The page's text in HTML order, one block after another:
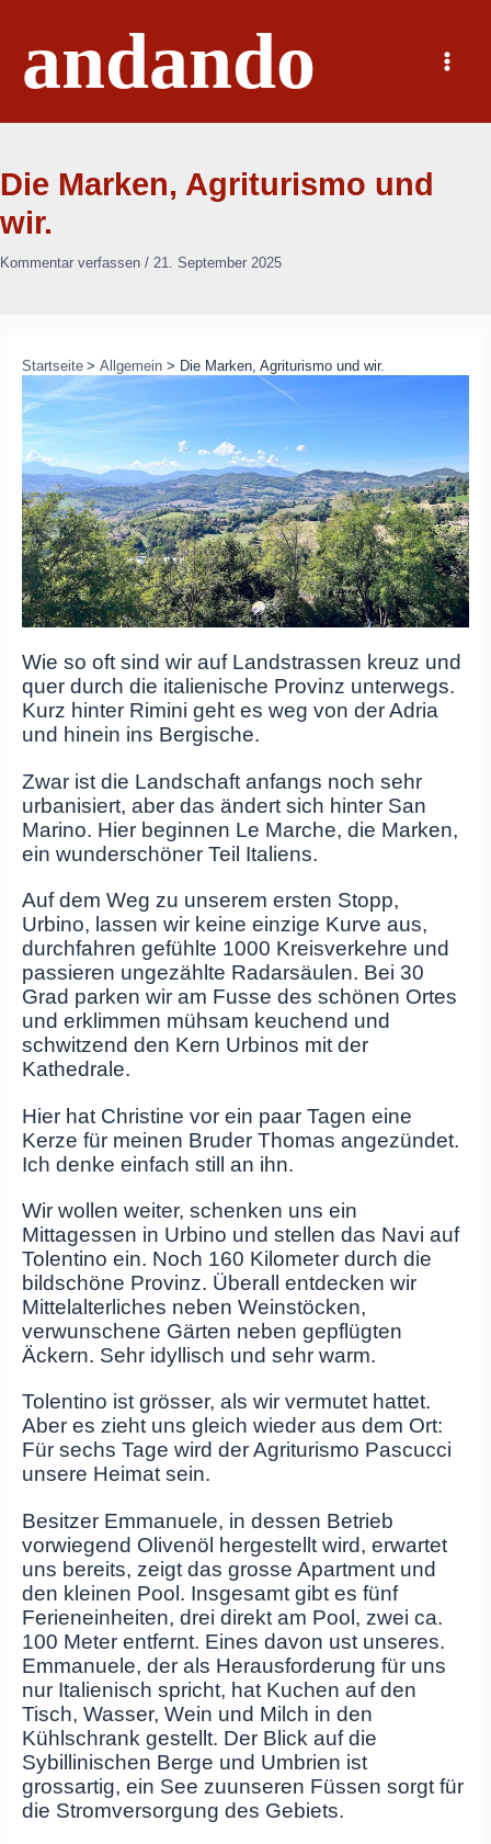
springenandando
Main
Menu
Die Marken, Agriturismo und
wir.
Kommentar verfassen / 21. September 2025
Startseite Allgemein Die Marken, Agriturismo und wir.
Wie so oft sind wir auf Landstrassen kreuz und
quer durch die italienische Provinz unterwegs.
Kurz hinter Rimini geht es weg von der Adria
und hinein ins Bergische.
Zwar ist die Landschaft anfangs noch sehr
urbanisiert, aber das ändert sich hinter San
Marino. Hier beginnen Le Marche, die Marken,
ein wunderschöner Teil Italiens.
Auf dem Weg zu unserem ersten Stopp,
Urbino, lassen wir keine einzige Kurve aus,
durchfahren gefühlte 1000 Kreisverkehre und
passieren ungezählte Radarsäulen. Bei 30
Grad parken wir am Fusse des schönen Ortes
und erklimmen mühsam keuchend und
schwitzend den Kern Urbinos mit der
Kathedrale.
Hier hat Christine vor ein paar Tagen eine
Kerze für meinen Bruder Thomas angezündet.
Ich denke einfach still an ihn.
Wir wollen weiter, schenken uns ein
Mittagessen in Urbino und stellen das Navi auf
Tolentino ein. Noch 160 Kilometer durch die
bildschöne Provinz. Überall entdecken wir
Mittelalterliches neben Weinstöcken,
verwunschene Gärten neben gepflügten
Äckern. Sehr idyllisch und sehr warm.
Tolentino ist grösser, als wir vermutet hattet.
Aber es zieht uns gleich wieder aus dem Ort:
Für sechs Tage wird der Agriturismo Pascucci
unsere Heimat sein.
Besitzer Emmanuele, in dessen Betrieb
vorwiegend Olivenöl hergestellt wird, erwartet
uns bereits, zeigt das grosse Apartment und
den kleinen Pool. Insgesamt gibt es fünf
Ferieneinheiten, drei direkt am Pool, zwei ca.
100 Meter entfernt. Eines davon ust unseres.
Emmanuele, der als Herausforderung für uns
nur Italienisch spricht, hat Kuchen auf den
Tisch, Wasser, Wein und Milch in den
Kühlschrank gestellt. Der Blick auf die
Sybillinischen Berge und Umbrien ist
grossartig, ein See zuunseren Füssen sorgt für
die Stromversorgung des Gebiets.